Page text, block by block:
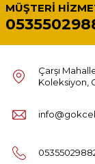
MÜŞTERI
Çarşı
Koleksiyon,